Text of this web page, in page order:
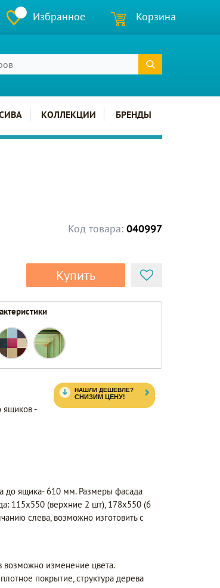
Избранное Корзина
КОЛЛЕКЦИИ БРЕНДЫ
Код товара: 040997
Купить
ящиков -
до ящика- 610 мм. Размеры фасада
115х550 (верхние 2 шт), 178х550 (6
слева, возможно изготовить с
возможно изменение цвета.
покрытие, структура дерева